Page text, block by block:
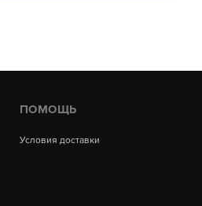
ПОМОЩЬ
Условия доставки